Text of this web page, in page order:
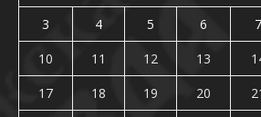
3
4 5 6 7
10
11 12 13
17
18 19 20